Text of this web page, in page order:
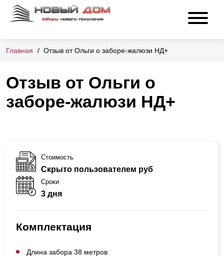
Главная Отзыв от Ольги о заборе-жалюзи НД+
Отзыв от Ольги о
заборе-жалюзи НД+
Стоимость
Скрыто пользователем руб
Сроки
3 дня
Комплектация
Длина забора 38 метров